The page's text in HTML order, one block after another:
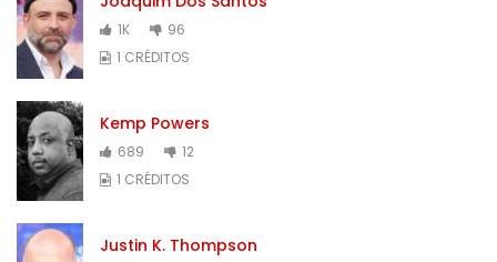
1K
96
1 CRÉDITOS
Kemp Powers
689
12
1 CRÉDITOS
Justin K. Thompson